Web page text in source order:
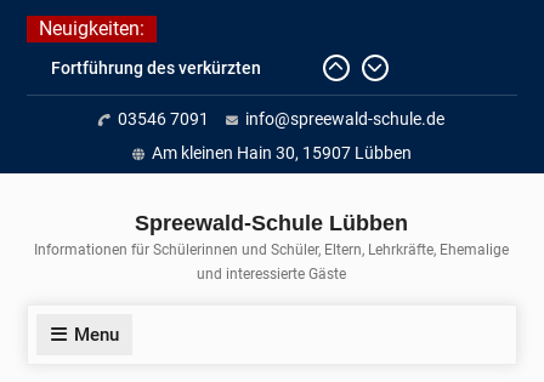
Skip
content
Neuigkeiten:
Fortführung des verkürzten
Unterrichts aufgrund der hohen
Temperaturen (22.06. bis
voraussichtlich zum 26.06.2026)
Journalismus hautnah
Insellauf 2026
03546 7091
info@spreewald-schule.de
Am kleinen Hain 30, 15907 Lübben
Spreewald-Schule Lübben
Informationen für Schülerinnen und Schüler, Eltern, Lehrkräfte, Ehemalige
und interessierte Gäste
Menu